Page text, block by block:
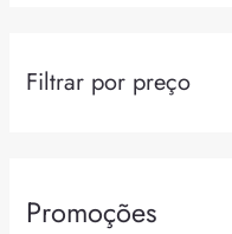
Filtrar por preço
Promoções